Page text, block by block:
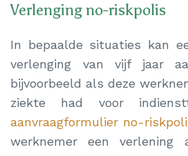
Verlenging no-riskpolis
In bepaalde situaties kan
verlenging van vijf jaar
bijvoorbeeld als deze
ziekte had voor
aanvraagformulier no-
werknemer een verlening